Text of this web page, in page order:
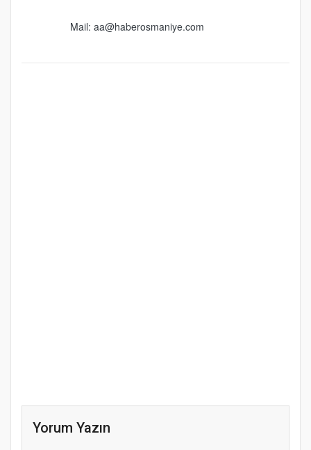
Mail: aa@haberosmaniye.com
Yorum Yazın